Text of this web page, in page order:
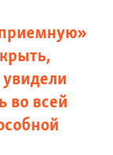
во всей